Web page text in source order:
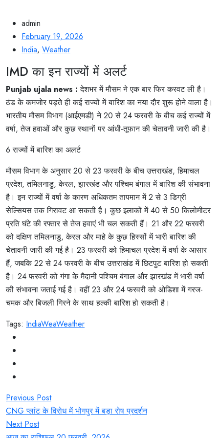
admin
February 19, 2026
India, Weather
IMD का इन राज्यों में अलर्ट
Punjab ujala news :देशभर में मौसम ने एक बार फिर करवट ली है।
ठंड के कमजोर पड़ते ही कई राज्यों में बारिश का नया दौर शुरू होने वाला है।
भारतीय मौसम विभाग (आईएमडी) ने 20 से 24 फरवरी के बीच कई राज्यों में
वर्षा, तेज हवाओं और कुछ स्थानों पर आंधी-तूफान की चेतावनी जारी की है।
6 राज्यों में बारिश का अलर्ट
मौसम विभाग के अनुसार 20 से 23 फरवरी के बीच उत्तराखंड, हिमाचल
प्रदेश, तमिलनाडु, केरल, झारखंड और पश्चिम बंगाल में बारिश की संभावना
है। इन राज्यों में वर्षा के कारण अधिकतम तापमान में 2 से 3 डिग्री
सेल्सियस तक गिरावट आ सकती है। कुछ इलाकों में 40 से 50 किलोमीटर
प्रति घंटे की रफ्तार से तेज हवाएं भी चल सकती हैं। 21 और 22 फरवरी
को दक्षिण तमिलनाडु, केरल और माहे के कुछ हिस्सों में भारी बारिश की
चेतावनी जारी की गई है। 23 फरवरी को हिमाचल प्रदेश में वर्षा के आसार
हैं, जबकि 22 से 24 फरवरी के बीच उत्तराखंड में छिटपुट बारिश हो सकती
है। 24 फरवरी को गंगा के मैदानी पश्चिम बंगाल और झारखंड में भारी वर्षा
की संभावना जताई गई है। वहीं 23 और 24 फरवरी को ओडिशा में गरज-
चमक और बिजली गिरने के साथ हल्की बारिश हो सकती है।
Tags: IndiaWeaWeather
Post
navigation
Previous Post
CNG प्लांट के विरोध में भोगपुर में बड़ा रोष प्रदर्शन
Next Post